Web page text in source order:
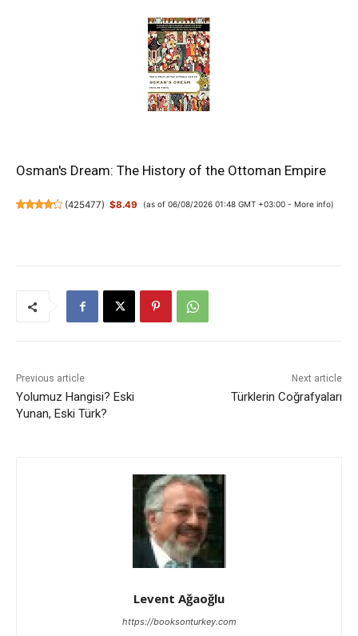
Osman's Dream: The History of the Ottoman Empire
(425477) $8.49 (as of 06/08/2026 01:48 GMT +03:00 - More info)
Previous article
Yolumuz Hangisi? Eski
Yunan, Eski Türk?
Next article
Türklerin Coğrafyaları
Levent Ağaoğlu
https://booksonturkey.com